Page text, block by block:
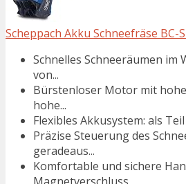
Scheppach Akku Schneefräse
Schnelles Schneeräumen
von...
Bürstenloser Motor mit
hohe...
Flexibles Akkusystem: als
Präzise Steuerung des
geradeaus...
Komfortable und sichere